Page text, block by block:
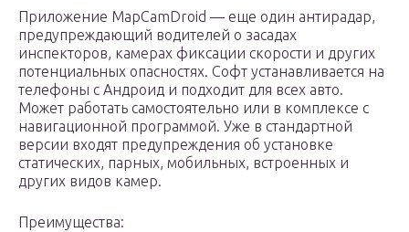
Приложение MapCamDroid — еще один антирадар,
предупреждающий водителей о засадах
инспекторов, камерах фиксации скорости и других
потенциальных опасностях. Софт устанавливается на
телефоны с Андроид и подходит для всех авто.
Может работать самостоятельно или в комплексе с
навигационной программой. Уже в стандартной
версии входят предупреждения об установке
статических, парных, мобильных, встроенных и
других видов камер.
Преимущества: